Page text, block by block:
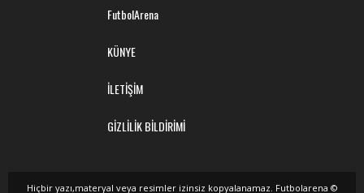
FutbolArena
KÜNYE
İLETİŞİM
GİZLİLİK BİLDİRİMİ
Hiçbir yazı,materyal veya resimler izinsiz kopyalanamaz. Futbolarena ©